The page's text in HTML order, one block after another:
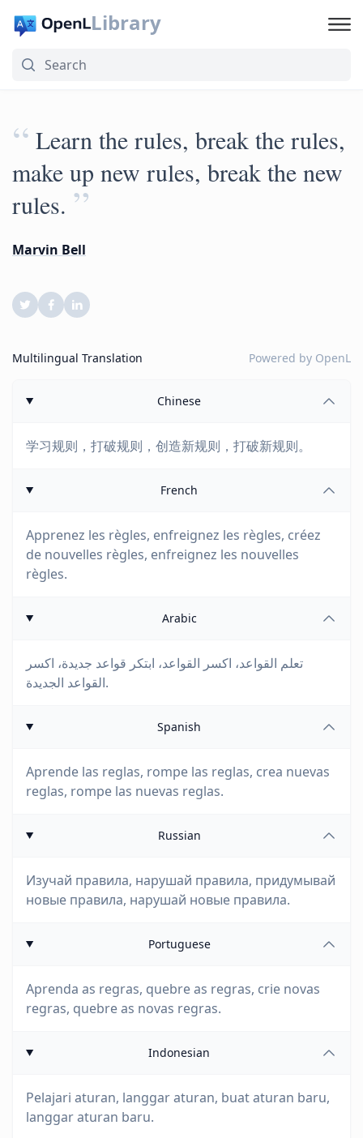
Library
“ Learn the rules, break the rules,
make up new rules, break the new
rules. ”
Marvin Bell
Multilingual Translation Powered by OpenL
Chinese
学习规则，打破规则，创造新规则，打破新规则。
French
Apprenez les règles, enfreignez les règles, créez
de nouvelles règles, enfreignez les nouvelles
règles.
Arabic
تعلم القواعد، اكسر القواعد، ابتكر قواعد جديدة، اكسر
القواعد الجديدة.
Spanish
Aprende las reglas, rompe las reglas, crea nuevas
reglas, rompe las nuevas reglas.
Russian
Изучай правила, нарушай правила, придумывай
новые правила, нарушай новые правила.
Portuguese
Aprenda as regras, quebre as regras, crie novas
regras, quebre as novas regras.
Indonesian
Pelajari aturan, langgar aturan, buat aturan baru,
langgar aturan baru.